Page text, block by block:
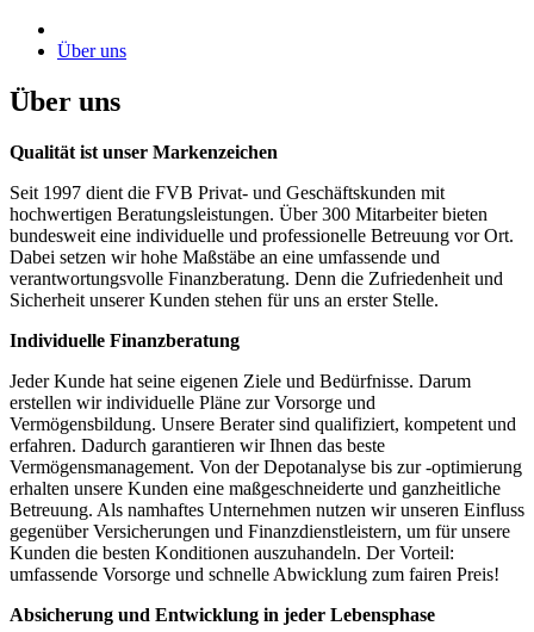
Über uns
Über uns
Qualität ist unser Markenzeichen
Seit 1997 dient die FVB Privat- und Geschäftskunden mit
hochwertigen Beratungsleistungen. Über 300 Mitarbeiter bieten
bundesweit eine individuelle und professionelle Betreuung vor Ort.
Dabei setzen wir hohe Maßstäbe an eine umfassende und
verantwortungsvolle Finanzberatung. Denn die Zufriedenheit und
Sicherheit unserer Kunden stehen für uns an erster Stelle.
Individuelle Finanzberatung
Jeder Kunde hat seine eigenen Ziele und Bedürfnisse. Darum
erstellen wir individuelle Pläne zur Vorsorge und
Vermögensbildung. Unsere Berater sind qualifiziert, kompetent und
erfahren. Dadurch garantieren wir Ihnen das beste
Vermögensmanagement. Von der Depotanalyse bis zur -optimierung
erhalten unsere Kunden eine maßgeschneiderte und ganzheitliche
Betreuung. Als namhaftes Unternehmen nutzen wir unseren Einfluss
gegenüber Versicherungen und Finanzdienstleistern, um für unsere
Kunden die besten Konditionen auszuhandeln. Der Vorteil:
umfassende Vorsorge und schnelle Abwicklung zum fairen Preis!
Absicherung und Entwicklung in jeder Lebensphase